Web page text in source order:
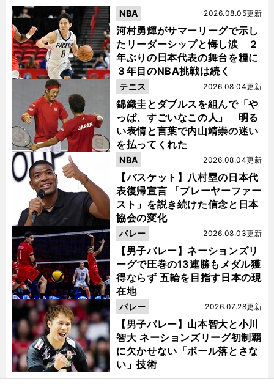
河村勇輝がサマーリーグで示し
たリーダーシップと悔し涙 ２
年ぶりの日本代表の舞台を糧に
３年目のNBA挑戦は続く
2026.08.05更新
NBA
錦織圭とダブルスを組んで「や
っぱ、すごいなこの人」 明る
い表情と言葉で内山靖崇の迷い
を払ってくれた
2026.08.04更新
テニス
【バスケット】八村塁の日本代
表復帰宣言 「プレーヤーファー
スト」を説き続けた信念と日本
協会の変化
2026.08.04更新
NBA
【男子バレー】ネーションズリ
ーグで圧巻の13連勝もメダル獲
得ならず 五輪を目指す日本の現
在地
2026.08.03更新
バレー
【男子バレー】山本智大と小川
智大 ネーションズリーグ初制覇
に欠かせない「ボール落とさな
い」技術
2026.07.28更新
バレー